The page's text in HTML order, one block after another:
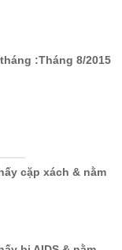
:Tháng 8/2015
cặp xách & nằm